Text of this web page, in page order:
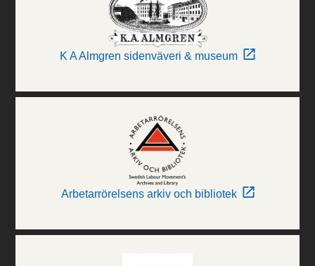
K A Almgren sidenväveri & museum
Arbetarrörelsens arkiv och bibliotek